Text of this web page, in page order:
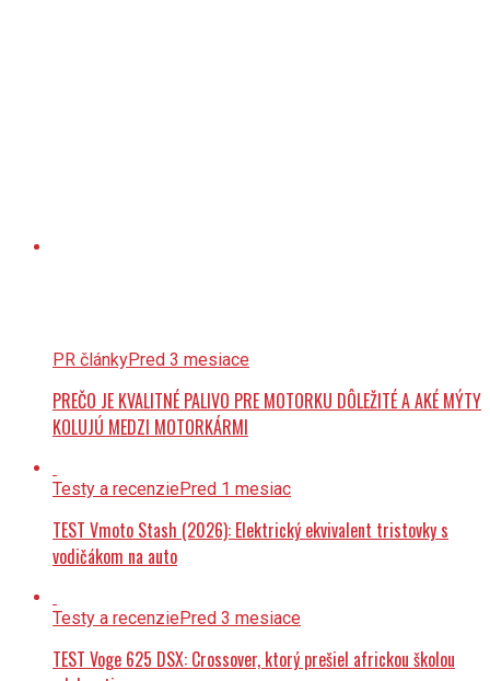
PR článkyPred 3 mesiace
PREČO JE KVALITNÉ PALIVO PRE MOTORKU DÔLEŽITÉ A AKÉ MÝTY
KOLUJÚ MEDZI MOTORKÁRMI
Testy a recenziePred 1 mesiac
TEST Vmoto Stash (2026): Elektrický ekvivalent tristovky s
vodičákom na auto
Testy a recenziePred 3 mesiace
TEST Voge 625 DSX: Crossover, ktorý prešiel africkou školou